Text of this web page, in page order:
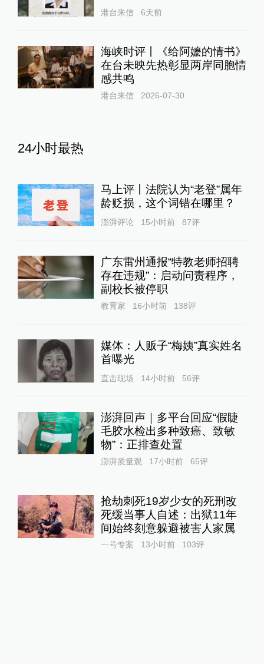
港台来信 6天前
海峡时评丨《给阿嬷的情书》
在台未映先热彰显两岸同胞情
感共鸣
港台来信 2026-07-30
24小时最热
马上评丨法院认为“老登”属年
龄贬损，这个词错在哪里？
澎湃评论 15小时前 87评
广东雷州通报“特教老师招聘
存在违规”：启动问责程序，
副校长被停职
教育家 16小时前 138评
媒体：人贩子“梅姨”真实姓名
首曝光
直击现场 14小时前 56评
澎湃回声｜多平台回应“假睫
毛胶水检出多种致癌、致敏
物”：正排查处置
澎湃质量观 17小时前 65评
抢劫刺死19岁少女的死刑改
死缓当事人自述：出狱11年
间始终刻意躲避被害人家属
一号专案 13小时前 103评